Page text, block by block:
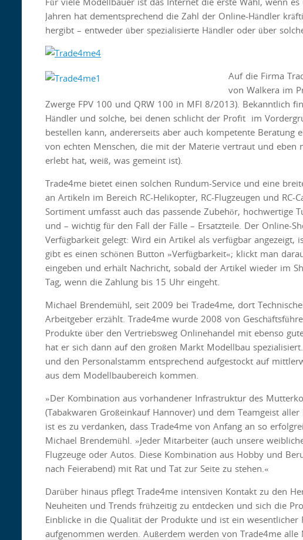
Jahren hat dementsprechend die Zahl der Online-Händler
hergibt – entweder über spezialisierte Händler oder über
Auf die Firma
von Walkera im
Zwerge FPV 100 und QRW 100 in MFI 8/2013). Bekanntlich
Händler und solche, bei denen schlicht der Profit im
bestellen kann, andererseits aber auch kompetente
von echten Menschen, die mit der Materie vertraut und
erlebt hat, weiß, was gemeint ist).
Trade4me bietet einen solchen Rundum-Service und eine
an Artikeln im Bereich RC-Helikopter, RC-Flugzeugen und RC-
Sortiment umfasst auch das passende Zubehör, hochwertige
und – wichtig für den Fall der Fälle – Ersatzteile. Der Online-
Verfügbarkeit gelegt: Wird ein Artikel als verfügbar
gibt es einen schönen Button »Verfügbarkeit«; klickt man
eingeben und erhält Nachricht, sobald der Artikel wieder im
Tag, wenn die Zahlung bis 15 Uhr eingeht.
Michael Brendemühl, seit 2009 bei Trade4me, dort
Arbeitgeber erzählt. Trade4me wurde 2008 von
Produkte über den Vertriebsweg Onlinehandel mit ebenso
hat er sich dann auf den großen Markt Modellbau
und den Personalstamm entsprechend aufgestockt auf
aus dem Modellbaubereich kommen.
»Der Kombination aus vorhandener Infrastruktur des
(Tabakwaren Großeinkauf Hannover) und dem Teamgeist
ist es zu verdanken, dass Trade4me von Anfang an so
Michael Brendemühl. »Jeder Mitarbeiter (auch unsere
Flugzeuge oder Autos. Diese Kombination aus Hobby und
nach Feierabend) mit Rat und Tat zur Seite zu stehen.«
Darüber hinaus pflegt Trade4me intensiven Kontakt zu den
Neuheiten und Trends frühzeitig zu entdecken und sich die
Einblicke in die Qualität der Produkte und ist ein
aufgenommen werden. Außerdem werden von Trade4me